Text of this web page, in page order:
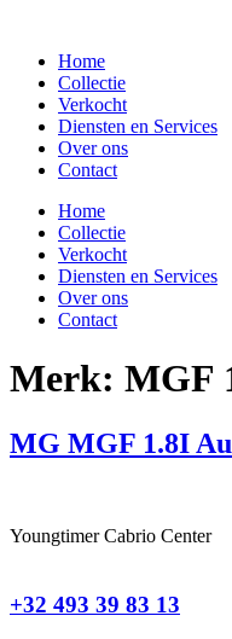
inhoud
Home
Collectie
Verkocht
Diensten en Services
Over ons
Contact
Home
Collectie
Verkocht
Diensten en Services
Over ons
Contact
Merk: MGF
MG MGF 1.8I
Youngtimer Cabrio Center
+32 493 39 83 13